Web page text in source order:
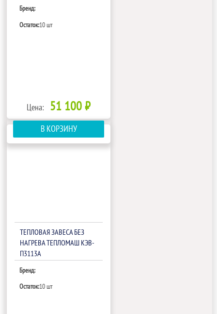
Бренд:
Остаток:10 шт
Цена: 51 100 ₽
В КОРЗИНУ
ТЕПЛОВАЯ ЗАВЕСА БЕЗ
НАГРЕВА ТЕПЛОМАШ КЭВ-
П3113А
Бренд:
Остаток:10 шт